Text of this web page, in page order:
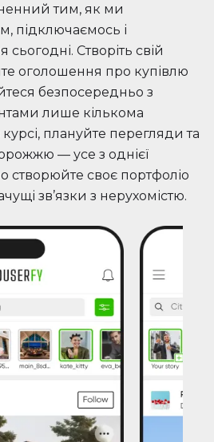
тим, як ми
підключаємось і
Створіть свій
оголошення про купівлю
безпосередньо з
лише кількома
плануйте перегляди та
— усе з однієї
створюйте своє портфоліо
зв’язки з нерухомістю.